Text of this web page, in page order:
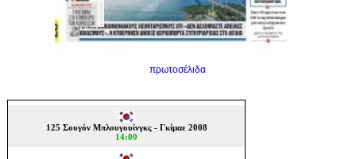
πρωτοσέλιδα